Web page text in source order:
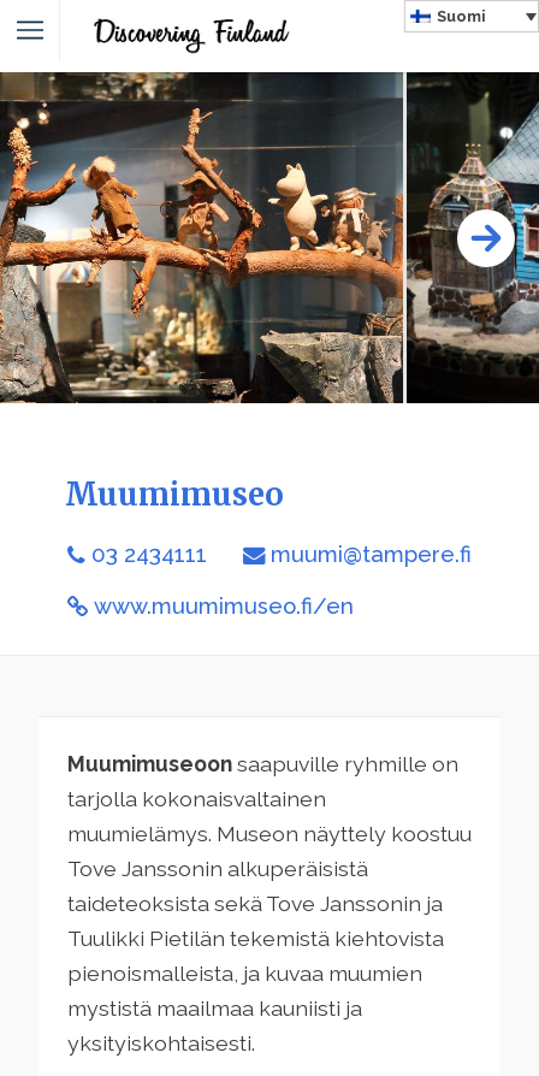
Suomi
Muumimuseo
03 2434111 muumi@tampere.fi
www.muumimuseo.fi/en
Muumimuseoonsaapuville ryhmille on
tarjolla kokonaisvaltainen
muumielämys. Museon näyttely koostuu
Tove Janssonin alkuperäisistä
taideteoksista sekä Tove Janssonin ja
Tuulikki Pietilän tekemistä kiehtovista
pienoismalleista, ja kuvaa muumien
mystistä maailmaa kauniisti ja
yksityiskohtaisesti.